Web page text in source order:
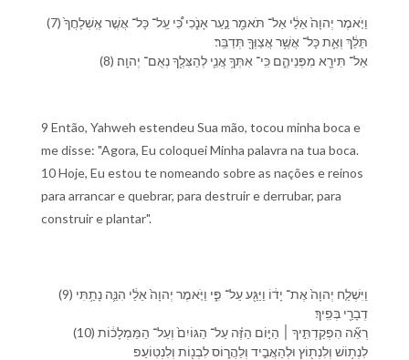
(7) וַ⁠יֹּ֤אמֶר יְהוָה֙ אֵלַ֔⁠י אַל־ תֹּאמַ֖ר נַ֣עַר אָנֹ֑כִי כִּ֠י עַֽל־ כָּל־ אֲשֶׁ֤ר אֶֽשְׁלָחֲ⁠ךָ֙
תֵּלֵ֔ךְ וְ⁠אֵ֛ת כָּל־ אֲשֶׁ֥ר אֲצַוְּ⁠ךָ֖ תְּדַבֵּֽר׃
(8) אַל־ תִּירָ֖א מִ⁠פְּנֵי⁠הֶ֑ם כִּֽי־ אִתְּ⁠ךָ֥ אֲנִ֛י לְ⁠הַצִּלֶ֖⁠ךָ נְאֻם־ יְהוָֽה׃
9 Então, Yahweh estendeu Sua mão, tocou minha boca e
me disse: "Agora, Eu coloquei Minha palavra na tua boca.
10 Hoje, Eu estou te nomeando sobre as nações e reinos
para arrancar e quebrar, para destruir e derrubar, para
construir e plantar".
(9) וַ⁠יִּשְׁלַ֤ח יְהוָה֙ אֶת־ יָד֔⁠וֹ וַ⁠יַּגַּ֖ע עַל־ פִּ֑⁠י וַ⁠יֹּ֤אמֶר יְהוָה֙ אֵלַ֔⁠י הִנֵּ֛ה נָתַ֥תִּי
דְבָרַ֖⁠י בְּ⁠פִֽי⁠ךָ׃
(10) רְאֵ֞ה הִפְקַדְתִּ֣י⁠ךָ ׀ הַ⁠יּ֣וֹם הַ⁠זֶּ֗ה עַל־ הַ⁠גּוֹיִם֙ וְ⁠עַל־ הַ⁠מַּמְלָכ֔וֹת
לִ⁠נְת֥וֹשׁ וְ⁠לִ⁠נְת֖וֹץ וּ⁠לְ⁠הַאֲבִ֣יד וְ⁠לַ⁠הֲר֑וֹס לִ⁠בְנ֖וֹת וְ⁠לִ⁠נְטֽוֹעַ׃פ